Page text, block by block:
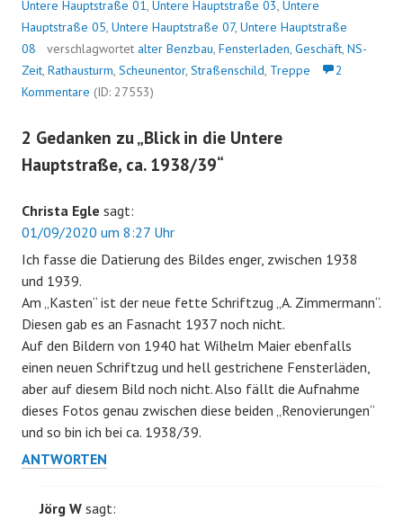
Untere Hauptstraße 01, Untere Hauptstraße 03, Untere
Hauptstraße 05, Untere Hauptstraße 07, Untere Hauptstraße
08
verschlagwortet alter Benzbau, Fensterladen, Geschäft, NS-
Zeit, Rathausturm, Scheunentor, Straßenschild, Treppe
2
Kommentare (ID: 27553)
2 Gedanken zu „Blick in die Untere
Hauptstraße, ca. 1938/39“
Christa Egle sagt:
01/09/2020 um 8:27 Uhr
Ich fasse die Datierung des Bildes enger, zwischen 1938
und 1939.
Am „Kasten“ ist der neue fette Schriftzug „A. Zimmermann“.
Diesen gab es an Fasnacht 1937 noch nicht.
Auf den Bildern von 1940 hat Wilhelm Maier ebenfalls
einen neuen Schriftzug und hell gestrichene Fensterläden,
aber auf diesem Bild noch nicht. Also fällt die Aufnahme
dieses Fotos genau zwischen diese beiden „Renovierungen“
und so bin ich bei ca. 1938/39.
ANTWORTEN
Jörg W sagt: